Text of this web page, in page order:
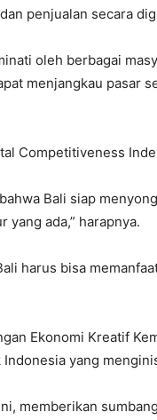
penjualan secara
oleh berbagai
menjangkau pasar
Competitiveness
Bali siap
ada,” harapnya.
harus bisa
Ekonomi Kreatif
yang
memberikan